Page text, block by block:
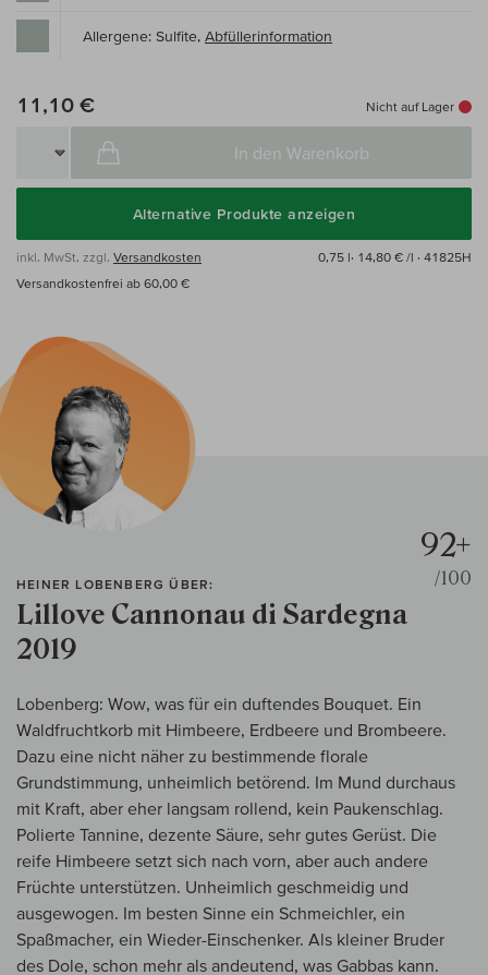
Allergene: Sulfite, Abfüllerinformation
11,10 € Nicht auf Lager
In den Warenkorb
Alternative Produkte anzeigen
inkl. MwSt, zzgl. Versandkosten 0,75 l· 14,80 € /l · 41825H
Versandkostenfrei ab 60,00 €
HEINER LOBENBERG ÜBER:
Lillove Cannonau di Sardegna
2019
92+
/100
Lobenberg: Wow, was für ein duftendes Bouquet. Ein
Waldfruchtkorb mit Himbeere, Erdbeere und Brombeere.
Dazu eine nicht näher zu bestimmende florale
Grundstimmung, unheimlich betörend. Im Mund durchaus
mit Kraft, aber eher langsam rollend, kein Paukenschlag.
Polierte Tannine, dezente Säure, sehr gutes Gerüst. Die
reife Himbeere setzt sich nach vorn, aber auch andere
Früchte unterstützen. Unheimlich geschmeidig und
ausgewogen. Im besten Sinne ein Schmeichler, ein
Spaßmacher, ein Wieder-Einschenker. Als kleiner Bruder
des Dole, schon mehr als andeutend, was Gabbas kann.